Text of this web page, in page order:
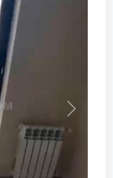
Next